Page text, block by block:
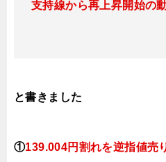
支持線から再上昇開始の
と書きました
①139.004円割れを逆指値売